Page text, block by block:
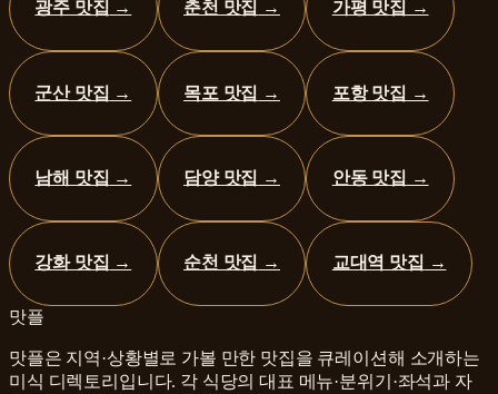
광주 맛집 → 춘천 맛집 → 가평 맛집 →
군산 맛집 → 목포 맛집 → 포항 맛집 →
남해 맛집 → 담양 맛집 → 안동 맛집 →
강화 맛집 → 순천 맛집 → 교대역 맛집 →
맛플
맛플은 지역·상황별로 가볼 만한 맛집을 큐레이션해 소개하는
미식 디렉토리입니다. 각 식당의 대표 메뉴·분위기·좌석과 자